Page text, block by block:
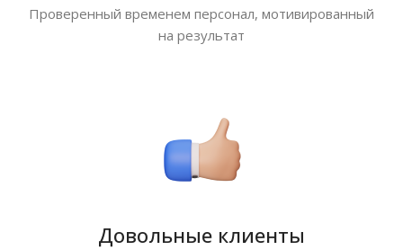
Проверенный временем персонал, мотивированный
на результат
Довольные клиенты